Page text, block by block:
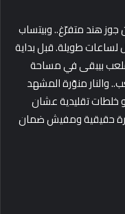
جوز هند متفرّغ.. وبيتساب
لساعات طويلة. قبل بداية
بيبقى في مساحة
والنار منوّرة المشهد
خلطات تقليدية عشان
حقيقية ومفيش ضمان